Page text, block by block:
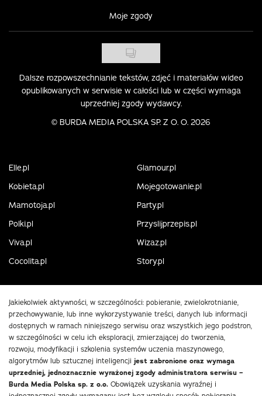
Moje zgody
Dalsze rozpowszechnianie tekstów, zdjęć i materiałów wideo
opublikowanych w serwisie w całości lub w części wymaga
uprzedniej zgody wydawcy.
© BURDA MEDIA POLSKA SP. Z O. O. 2026
Elle.pl
Glamour.pl
Kobieta.pl
Mojegotowanie.pl
Mamotoja.pl
Party.pl
Polki.pl
Przyslijprzepis.pl
Viva.pl
Wizaz.pl
Cocolita.pl
Story.pl
Jakiekolwiek aktywności, w szczególności: pobieranie, zwielokrotnianie,
przechowywanie, lub inne wykorzystywanie treści, danych lub informacji
dostępnych w ramach niniejszego serwisu oraz wszystkich jego podstron,
w szczególności w celu ich eksploracji, zmierzającej do tworzenia,
rozwoju, modyfikacji i szkolenia systemów uczenia maszynowego,
algorytmów lub sztucznej inteligencji jest zabronione oraz wymaga
uprzedniej, jednoznacznie wyrażonej zgody administratora serwisu –
Burda Media Polska sp. z o.o. Obowiązek uzyskania wyraźnej i